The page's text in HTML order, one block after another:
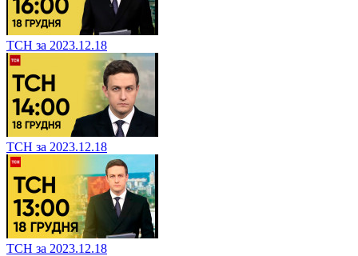
ТСН за 2023.12.18
ТСН за 2023.12.18
ТСН за 2023.12.18